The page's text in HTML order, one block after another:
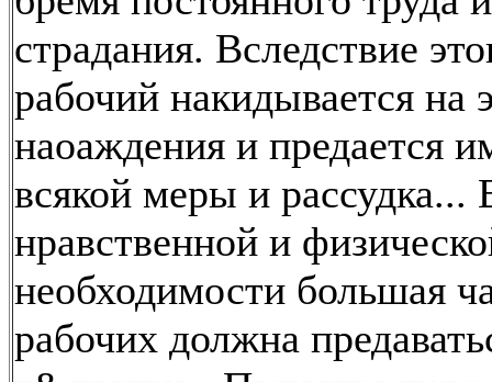
страдания. Вследствие
рабочий накидывается на
наоаждения и предается
всякой меры и рассудка...
нравственной и
необходимости большая
рабочих должна